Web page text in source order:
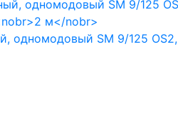
одномодовый SM 9/125 OS2,